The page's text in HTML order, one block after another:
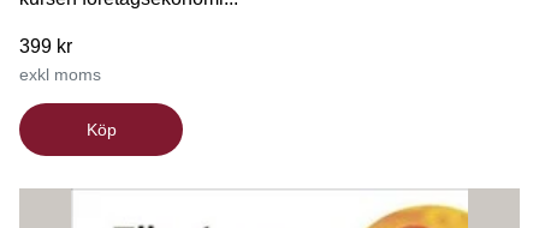
399 kr
exkl moms
Köp